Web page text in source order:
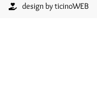
design by ticinoWEB